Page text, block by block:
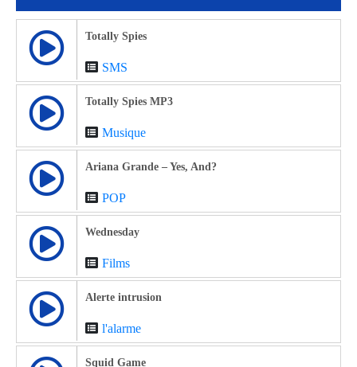
Totally Spies
SMS
Totally Spies MP3
Musique
Ariana Grande – Yes, And?
POP
Wednesday
Films
Alerte intrusion
l'alarme
Squid Game